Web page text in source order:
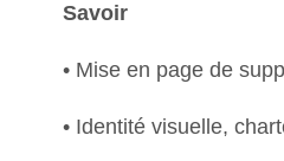
Savoir
• Mise en page de
• Identité visuelle,